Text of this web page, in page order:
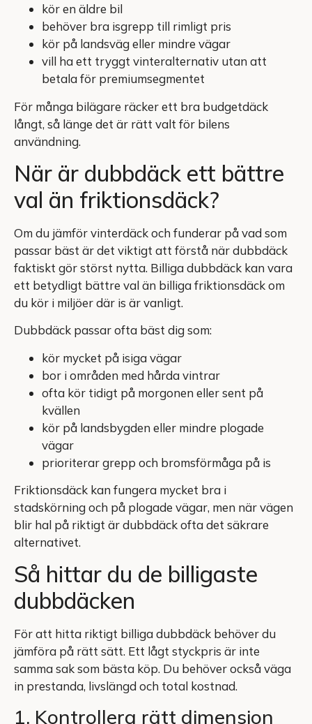
kör en äldre bil
behöver bra isgrepp till rimligt pris
kör på landsväg eller mindre vägar
vill ha ett tryggt vinteralternativ utan att
betala för premiumsegmentet
För många bilägare räcker ett bra budgetdäck
långt, så länge det är rätt valt för bilens
användning.
När är dubbdäck ett bättre
val än friktionsdäck?
Om du jämför vinterdäck och funderar på vad som
passar bäst är det viktigt att förstå när dubbdäck
faktiskt gör störst nytta. Billiga dubbdäck kan vara
ett betydligt bättre val än billiga friktionsdäck om
du kör i miljöer där is är vanligt.
Dubbdäck passar ofta bäst dig som:
kör mycket på isiga vägar
bor i områden med hårda vintrar
ofta kör tidigt på morgonen eller sent på
kvällen
kör på landsbygden eller mindre plogade
vägar
prioriterar grepp och bromsförmåga på is
Friktionsdäck kan fungera mycket bra i
stadskörning och på plogade vägar, men när vägen
blir hal på riktigt är dubbdäck ofta det säkrare
alternativet.
Så hittar du de billigaste
dubbdäcken
För att hitta riktigt billiga dubbdäck behöver du
jämföra på rätt sätt. Ett lågt styckpris är inte
samma sak som bästa köp. Du behöver också väga
in prestanda, livslängd och total kostnad.
1. Kontrollera rätt dimension